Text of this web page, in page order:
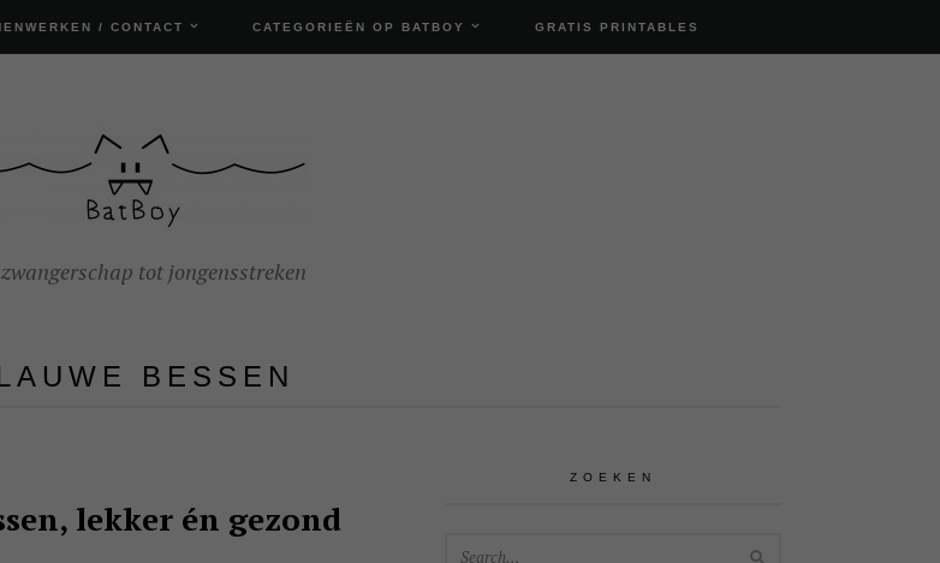
/ CONTACT CATEGORIEËN OP BATBOY GRATIS PRINTABLES
tot jongensstreken
BESSEN
lekker én gezond
ZOEKEN